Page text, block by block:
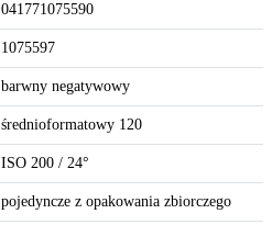
041771075590
1075597
barwny negatywowy
średnioformatowy 120
ISO 200 / 24°
pojedyncze z opakowania zbiorczego